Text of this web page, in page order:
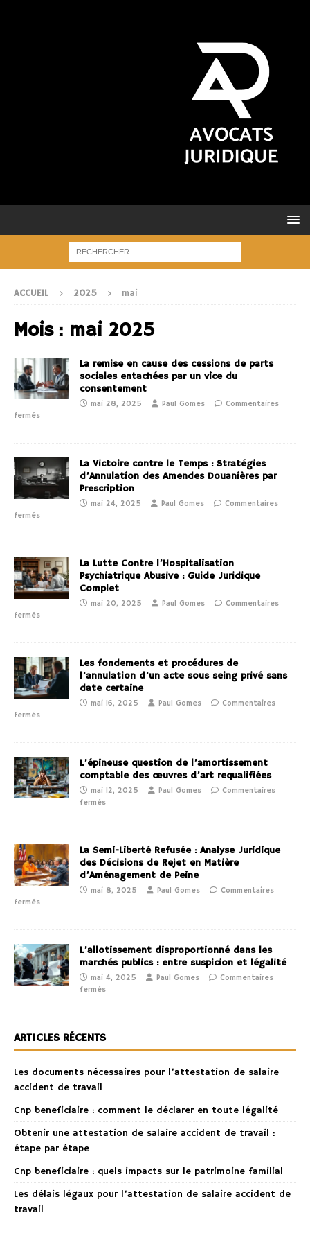
ACCUEIL 2025 mai
Mois : mai 2025
La remise en cause des cessions de parts
sociales entachées par un vice du
consentement
mai 28, 2025 Paul Gomes
Commentaires
fermés
La Victoire contre le Temps : Stratégies
d’Annulation des Amendes Douanières par
Prescription
mai 24, 2025 Paul Gomes
Commentaires
fermés
La Lutte Contre l’Hospitalisation
Psychiatrique Abusive : Guide Juridique
Complet
mai 20, 2025 Paul Gomes
Commentaires
fermés
Les fondements et procédures de
l’annulation d’un acte sous seing privé sans
date certaine
mai 16, 2025 Paul Gomes
Commentaires
fermés
L’épineuse question de l’amortissement
comptable des œuvres d’art requalifiées
mai 12, 2025 Paul Gomes
Commentaires
fermés
La Semi-Liberté Refusée : Analyse Juridique
des Décisions de Rejet en Matière
d’Aménagement de Peine
mai 8, 2025 Paul Gomes
Commentaires
fermés
L’allotissement disproportionné dans les
marchés publics : entre suspicion et légalité
mai 4, 2025 Paul Gomes
Commentaires
fermés
ARTICLES RÉCENTS
Les documents nécessaires pour l’attestation de salaire
accident de travail
Cnp beneficiaire : comment le déclarer en toute légalité
Obtenir une attestation de salaire accident de travail :
étape par étape
Cnp beneficiaire : quels impacts sur le patrimoine familial
Les délais légaux pour l’attestation de salaire accident de
travail